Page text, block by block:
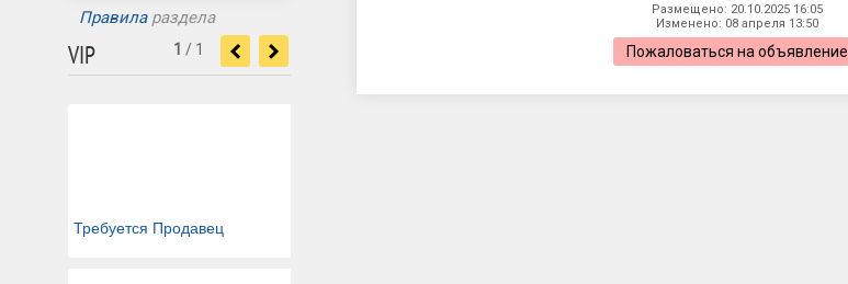
Правилараздела
VIP
Требуется Продавец
1 / 1 < >
Размещено: 20.10.2025 16:05
Изменено: 08 апреля 13:50
Пожаловаться на объявление